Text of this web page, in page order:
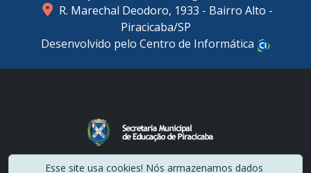
R. Marechal Deodoro, 1933 - Bairro Alto -
Piracicaba/SP
Desenvolvido pelo Centro de Informática
2024 © - Todos Direitos Reservados - Educativa FM
Esse site usa cookies! Nós armazenamos dados